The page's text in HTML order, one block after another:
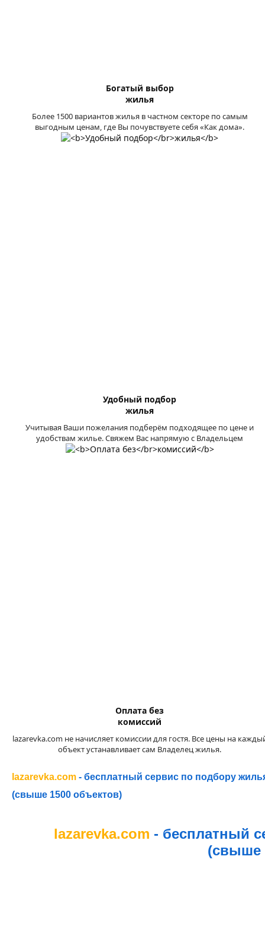
Богатый выбор
жилья
Более 1500 вариантов жилья в частном секторе по самым
выгодным ценам, где Вы почувствуете себя «Как дома».
Удобный подбор
жилья
Учитывая Ваши пожелания подберём подходящее по цене и
удобствам жилье. Свяжем Вас напрямую с Владельцем
Оплата без
комиссий
lazarevka.com не начисляет комиссии для гостя. Все цены на
объект устанавливает сам Владелец жилья.
lazarevka.com - бесплатный сервис по подбору
(свыше 1500 объектов)
lazarevka.com - бесплатный
(свыше